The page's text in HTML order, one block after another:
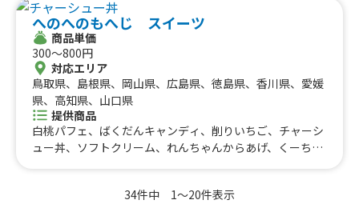
ドバーガー、アボカドバーガー、青唐辛子バーガー、絶品
チーズバーガー、佐世保バーガー
へのへのもへじ スイーツ
商品単価
300〜800円
対応エリア
鳥取県、島根県、岡山県、広島県、徳島県、香川県、愛媛
県、高知県、山口県
提供商品
白桃パフェ、ばくだんキャンディ、削りいちご、チャーシ
ュー丼、ソフトクリーム、れんちゃんからあげ、くーちゃ
34件中 1〜20件表示